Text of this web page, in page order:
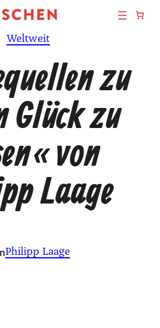
Weltweit
zu
Glück zu
von
Laage
Philipp Laage